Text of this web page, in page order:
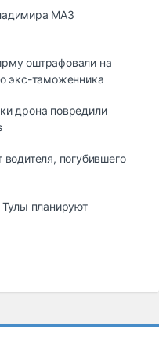
МАЗ
оштрафовали на
экс-таможенника
дрона повредили
погубившего
Тулы планируют